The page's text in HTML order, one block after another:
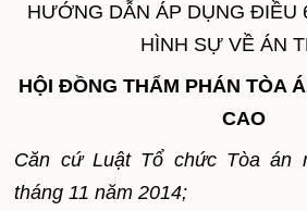
HƯỚNG DẪN ÁP DỤNG ĐIỀU
HÌNH SỰ VỀ ÁN
HỘI ĐỒNG THẨM PHÁN TÒA
CAO
Căn cứ Luật Tổ chức Tòa án
tháng 11 năm 2014;